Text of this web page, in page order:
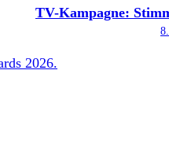
TV-Kampagne: